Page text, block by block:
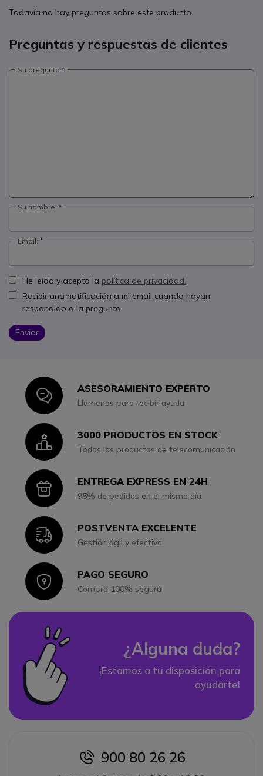
Todavía no hay preguntas sobre este producto
Preguntas y respuestas de clientes
Su pregunta
Su nombre:
Email:
He leído y acepto la política de privacidad.
Recibir una notificación a mi email cuando hayan
respondido a la pregunta
Enviar
IconASESORAMIENTO EXPERTO
Llámenos para recibir ayuda
Icon3000 PRODUCTOS EN STOCK
Todos los productos de telecomunicación
IconENTREGA EXPRESS EN 24H
95% de pedidos en el mismo día
IconPOSTVENTA EXCELENTE
Gestión ágil y efectiva
IconPAGO SEGURO
Compra 100% segura
¿Alguna duda?
¡Estamos a tu disposición para
ayudarte!
icon
900 80 26 26